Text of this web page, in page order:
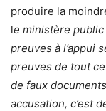
produire la
le ministère public
preuves à l’appui
preuves de tout
de faux
accusation, c’est